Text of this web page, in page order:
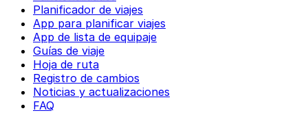
Planificador de viajes
App para planificar viajes
App de lista de equipaje
Guías de viaje
Hoja de ruta
Registro de cambios
Noticias y actualizaciones
FAQ